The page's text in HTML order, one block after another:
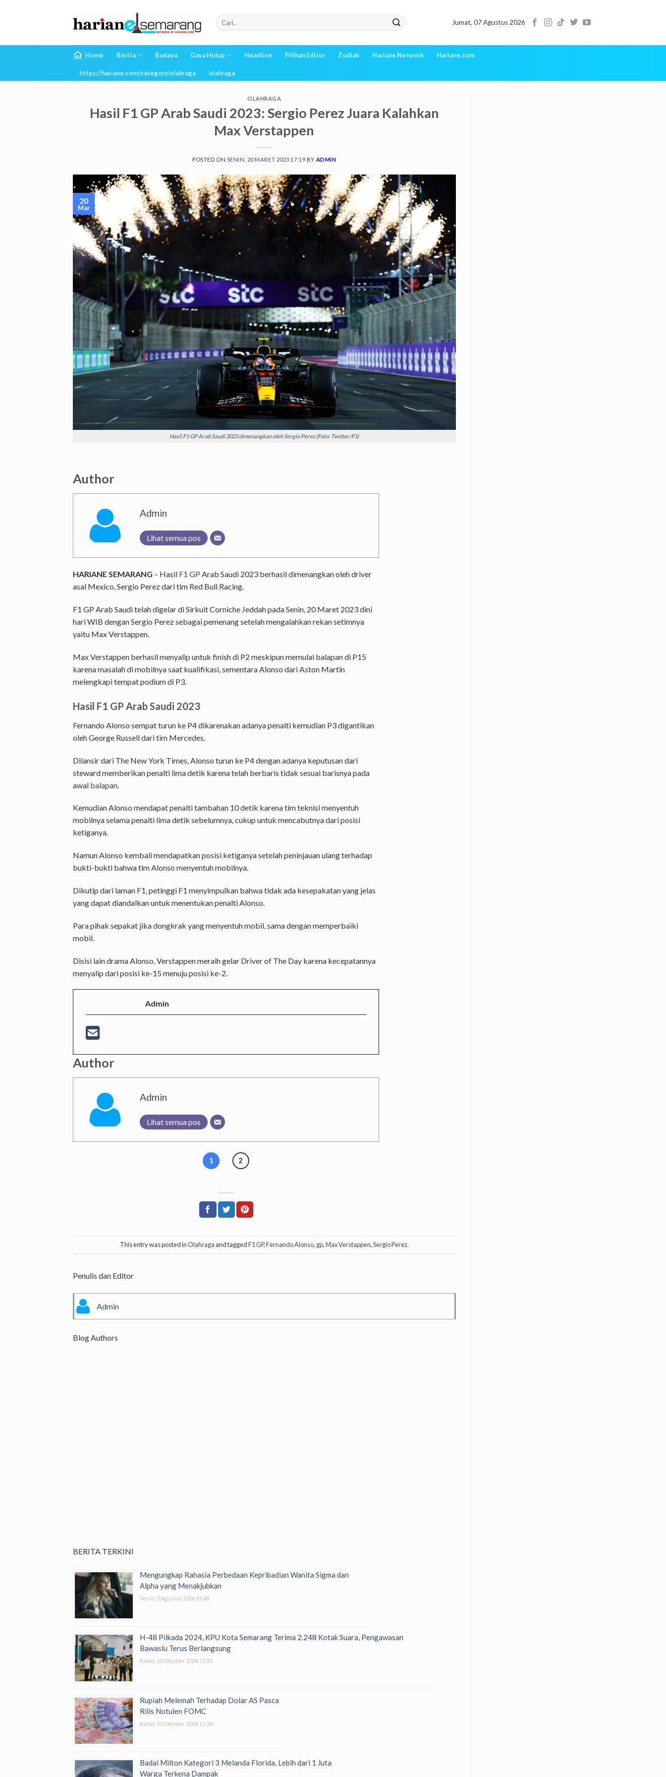
Jumat, 07 Agustus 2026
Home Berita Budaya Gaya Hidup Headline Pilihan Editor Zodiak Hariane Network Hariane.com
https://hariane.com/category/olahraga olahraga
OLAHRAGA
Hasil F1 GP Arab Saudi 2023: Sergio Perez Juara Kalahkan
Max Verstappen
POSTED ON SENIN, 20 MARET 2023 17:19 BY ADMIN
Hasil F1 GP Arab Saudi 2023 dimenangkan oleh Sergio Perez (Foto: Twitter/F1)
20
Mar
Author
Admin
Lihat semua pos
HARIANE SEMARANG – Hasil F1 GP Arab Saudi 2023 berhasil dimenangkan oleh driver
asal Mexico, Sergio Perez dari tim Red Bull Racing.
F1 GP Arab Saudi telah digelar di Sirkuit Corniche Jeddah pada Senin, 20 Maret 2023 dini
hari WIB dengan Sergio Perez sebagai pemenang setelah mengalahkan rekan setimnya
yaitu Max Verstappen.
Max Verstappen berhasil menyalip untuk finish di P2 meskipun memulai balapan di P15
karena masalah di mobilnya saat kualifikasi, sementara Alonso dari Aston Martin
melengkapi tempat podium di P3.
Hasil F1 GP Arab Saudi 2023
Fernando Alonso sempat turun ke P4 dikarenakan adanya penalti kemudian P3 digantikan
oleh George Russell dari tim Mercedes.
Dilansir dari The New York Times, Alonso turun ke P4 dengan adanya keputusan dari
steward memberikan penalti lima detik karena telah berbaris tidak sesuai barisnya pada
awal balapan
Kemudian Alonso mendapat penalti tambahan 10 detik karena tim teknisi menyentuh
mobilnya selama penalti lima detik sebelumnya, cukup untuk mencabutnya dari posisi
ketiganya.
Namun Alonso kembali mendapatkan posisi ketiganya setelah peninjauan ulang terhadap
bukti-bukti bahwa tim Alonso menyentuh mobilnya.
Dikutip dari laman F1, petinggi F1 menyimpulkan bahwa tidak ada kesepakatan yang jelas
yang dapat diandalkan untuk menentukan penalti Alonso.
Para pihak sepakat jika dongkrak yang menyentuh mobil, sama dengan memperbaiki
mobil.
Disisi lain drama Alonso, Verstappen meraih gelar Driver of The Day karena kecepatannya
menyalip dari posisi ke-15 menuju posisi ke-2.
Admin
Author
Admin
Lihat semua pos
1 2
This entry was posted inOlahraga and taggedF1 GP,Fernando Alonso, gp,Max Verstappen,Sergio Perez.
Penulis dan Editor
Admin
Blog Authors
BERITA TERKINI
Mengungkap Rahasia Perbedaan Kepribadian Wanita Sigma dan
Alpha yang Menakjubkan
Senin, 3 Agustus 2026 15:48
H-48 Pilkada 2024, KPU Kota Semarang Terima 2.248 Kotak Suara, Pengawasan
Bawaslu Terus Berlangsung
Kamis, 10 Oktober 2024 13:21
Rupiah Melemah Terhadap Dolar AS Pasca
Rilis Notulen FOMC
Kamis, 10 Oktober 2024 12:24
Badai Milton Kategori 3 Melanda Florida, Lebih dari 1 Juta
Warga Terkena Dampak